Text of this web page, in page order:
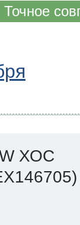
Точное
ХОС